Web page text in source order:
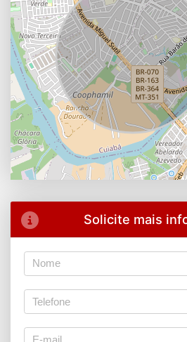
Solicite mais